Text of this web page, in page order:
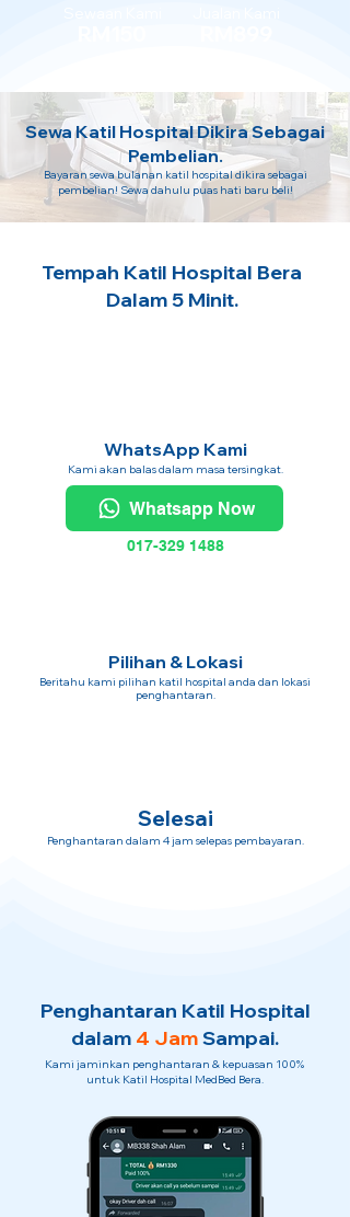
Sewa Katil Hospital Dikira Sebagai
Pembelian.
Bayaran sewa bulanan katil hospital dikira sebagai
pembelian! Sewa dahulu puas hati baru beli!
Tempah Katil Hospital Bera
Dalam 5 Minit.
WhatsApp Kami
Kami akan balas dalam masa tersingkat.
Whatsapp Now
017-329 1488
Pilihan & Lokasi
Beritahu kami pilihan katil hospital anda dan lokasi
penghantaran.
Selesai
Penghantaran dalam 4 jam selepas pembayaran.
Penghantaran Katil Hospital
dalam 4 JamSampai.
Kami jaminkan penghantaran & kepuasan 100%
untuk Katil Hospital MedBed Bera.